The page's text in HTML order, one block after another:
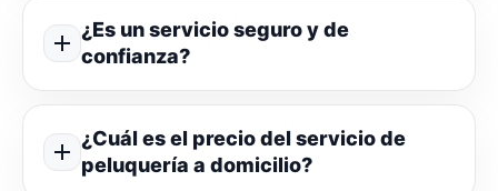
¿Es un servicio seguro y de
confianza?
¿Cuál es el precio del servicio de
peluquería a domicilio?